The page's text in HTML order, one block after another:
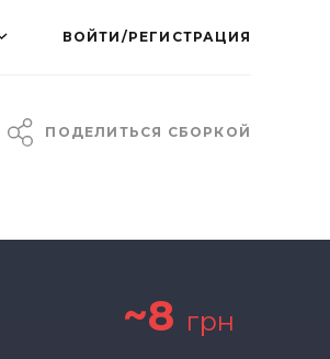
ВОЙТИ/РЕГИСТРАЦИЯ
ПОДЕЛИТЬСЯ СБОРКОЙ
~8 грн